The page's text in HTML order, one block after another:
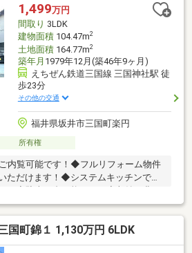
1,499万円
間取り 3LDK
建物面積104.47m2
土地面積164.77m2
築年月 1979年12月(築46年9ヶ月)
えちぜん鉄道三国線 三国神社駅 徒
歩23分
その他の交通
福井県坂井市三国町楽円
所有権
内覧可能です！◆フルリフォーム物件
ただけます！◆システムキッチンで気
ー近く、利便性〇です。◆是非一度ご
国町錦１ 1,130万円 6LDK